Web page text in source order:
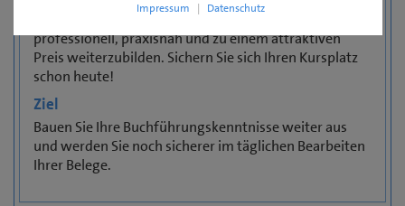
Nutzen Sie jetzt die vielfältigen Möglichkeiten, sich
professionell, praxisnah und zu einem attraktiven
Preis weiterzubilden. Sichern Sie sich Ihren Kursplatz
schon heute!
Ziel
Bauen Sie Ihre Buchführungskenntnisse weiter aus
und werden Sie noch sicherer im täglichen Bearbeiten
Ihrer Belege.
Impressum | Datenschutz